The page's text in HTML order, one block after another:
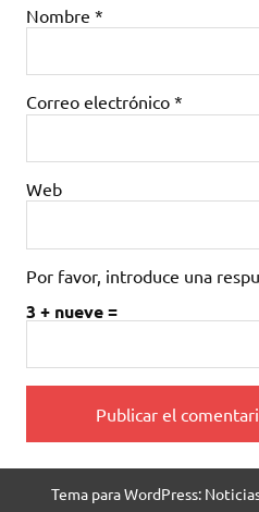
Nombre *
Correo electrónico *
Web
Por favor, introduce una
3 + nueve =
Tema para WordPress: